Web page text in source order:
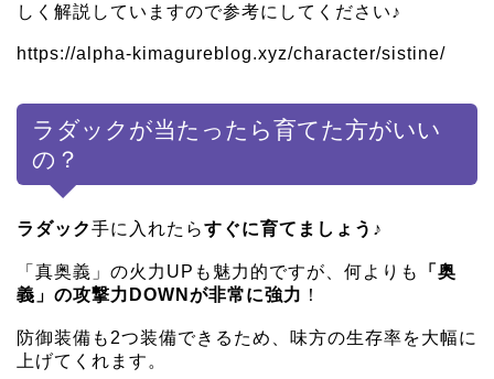
しく解説していますので参考にしてください♪
https://alpha-kimagureblog.xyz/character/sistine/
ラダックが当たったら育てた方がいい
の？
ラダック手に入れたらすぐに育てましょう♪
「真奥義」の火力UPも魅力的ですが、何よりも
「奥
義」の攻撃力DOWNが非常に強力 ！
防御装備も2つ装備できるため、味方の生存率を大幅に
上げてくれます。